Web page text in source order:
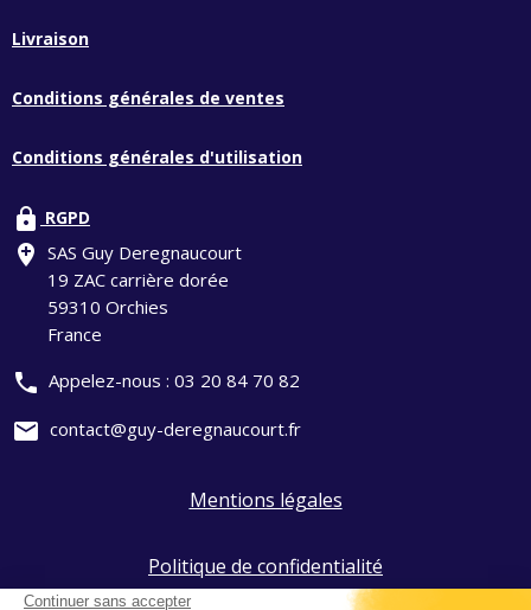
Livraison
Conditions générales de ventes
Conditions générales d'utilisation
lock RGPD
add_location SAS Guy Deregnaucourt
19 ZAC carrière dorée
59310 Orchies
France
phone Appelez-nous : 03 20 84 70 82
mail contact@guy-deregnaucourt.fr
Mentions légales
Politique de confidentialité